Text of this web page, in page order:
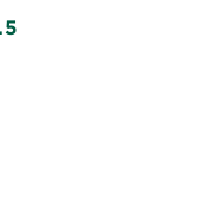
stars based on